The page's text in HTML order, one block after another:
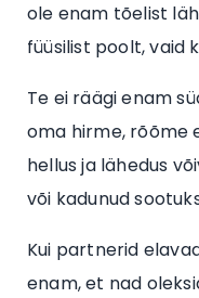
ole enam tõelist
füüsilist poolt, vaid
Te ei räägi enam
oma hirme, rõõme
hellus ja lähedus
või kadunud
Kui partnerid
enam, et nad